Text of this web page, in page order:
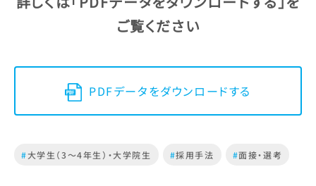
ご覧ください
PDFデータをダウンロードする
#大学生（3～4年生）・大学院生 #採用手法 #面接・選考